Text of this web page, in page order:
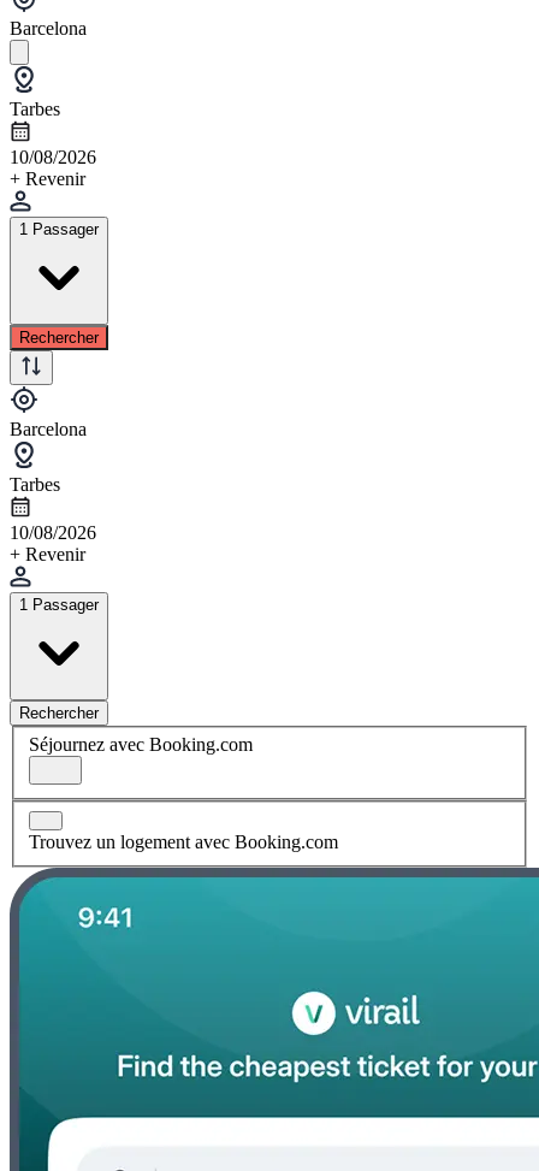
Barcelona
Tarbes
10/08/2026
+ Revenir
1 Passager
Rechercher
Barcelona
Tarbes
10/08/2026
+ Revenir
1 Passager
Rechercher
Séjournez avec Booking.com
Trouvez un logement avec Booking.com